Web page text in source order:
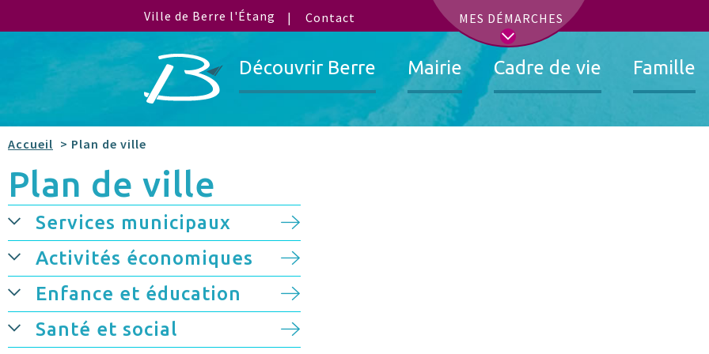
Ville de Berre l'Étang MES DÉMARCHES
Contact
Découvrir Berre Mairie Cadre de vie Famille
Accueil > Plan de ville
Plan de ville
Services municipaux
Activités économiques
Enfance et éducation
Santé et social